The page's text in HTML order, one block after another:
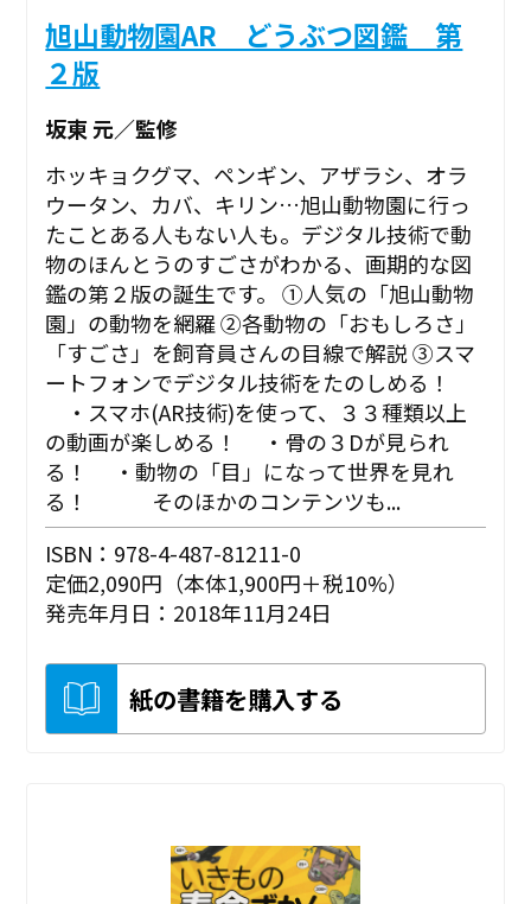
旭山動物園AR どうぶつ図鑑 第
２版
坂東 元／監修
ホッキョクグマ、ペンギン、アザラシ、オラ
ウータン、カバ、キリン…旭山動物園に行っ
たことある人もない人も。デジタル技術で動
物のほんとうのすごさがわかる、画期的な図
鑑の第２版の誕生です。 ①人気の「旭山動物
園」の動物を網羅 ②各動物の「おもしろさ」
「すごさ」を飼育員さんの目線で解説 ③スマ
ートフォンでデジタル技術をたのしめる！
・スマホ(AR技術)を使って、３３種類以上
の動画が楽しめる！ ・骨の３Dが見られ
る！ ・動物の「目」になって世界を見れ
る！ そのほかのコンテンツも...
ISBN：978-4-487-81211-0
定価2,090円（本体1,900円＋税10%）
発売年月日：2018年11月24日
紙の書籍を購入する